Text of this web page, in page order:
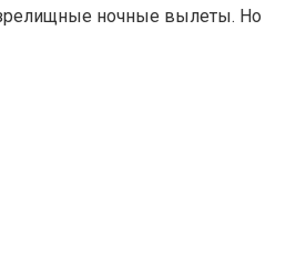
зрелищные ночные вылеты. Но